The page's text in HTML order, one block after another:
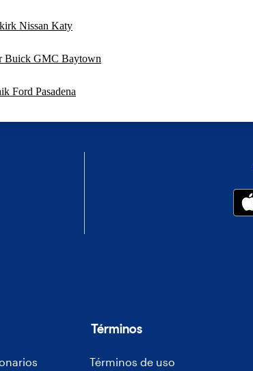
Nissan Katy
Buick GMC Baytown
Ford Pasadena
Términos
Términos de uso